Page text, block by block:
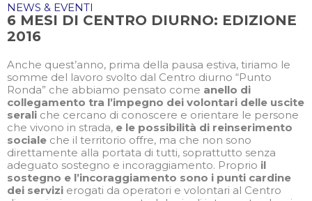
NEWS & EVENTI
6 MESI DI CENTRO DIURNO: EDIZIONE
2016
Anche quest’anno, prima della pausa estiva, tiriamo le
somme del lavoro svolto dal Centro diurno “Punto
Ronda” che abbiamo pensato come anello di
collegamento tra l’impegno dei volontari delle uscite
serali che cercano di conoscere e orientare le persone
che vivono in strada, e le possibilità di reinserimento
sociale che il territorio offre, ma che non sono
direttamente alla portata di tutti, soprattutto senza
adeguato sostegno e incoraggiamento. Proprio il
sostegno e l’incoraggiamento sono i punti cardine
dei servizi erogati da operatori e volontari al Centro